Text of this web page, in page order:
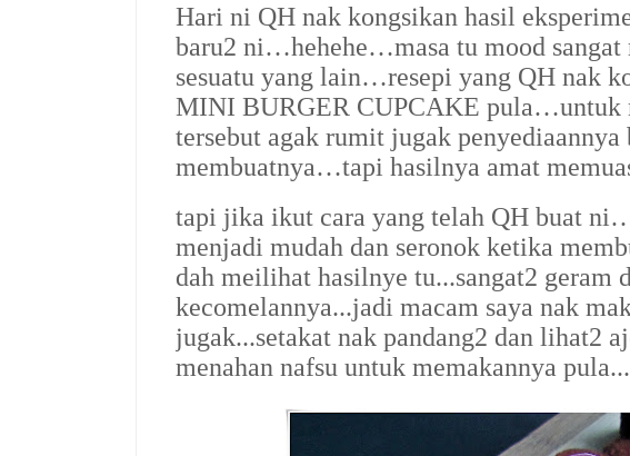
Hari ni QH nak kongsikan hasil
baru2 ni…hehehe…masa tu mood sangat
sesuatu yang lain…resepi yang QH nak
MINI BURGER CUPCAKE pula…untuk
tersebut agak rumit jugak
membuatnya…tapi hasilnya amat
tapi jika ikut cara yang telah QH buat
menjadi mudah dan seronok ketika
dah meilihat hasilnye tu...sangat2 geram
kecomelannya...jadi macam saya nak
jugak...setakat nak pandang2 dan lihat2
menahan nafsu untuk memakannya